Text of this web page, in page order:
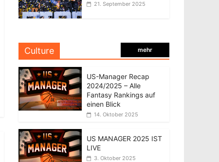
21. September 2025
Culture mehr
US-Manager Recap
2024/2025 – Alle
Fantasy Rankings auf
einen Blick
14. Oktober 2025
US MANAGER 2025 IST
LIVE
3. Oktober 2025